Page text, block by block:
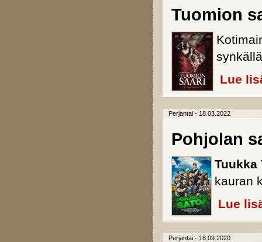
Tuomion
Lue
Perjantai - 18.03.2022
Pohjolan
Tuukka
kauran
Lue
Perjantai - 18.09.2020